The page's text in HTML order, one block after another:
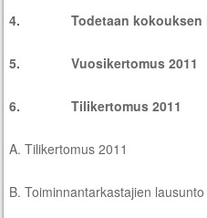
4. Todetaan kokouksen
5. Vuosikertomus 2011
6. Tilikertomus 2011
A. Tilikertomus 2011
B. Toiminnantarkastajien lausunto